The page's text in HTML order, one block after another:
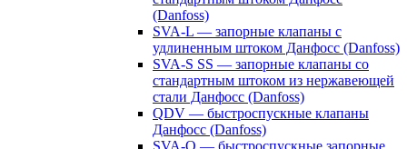
(Danfoss)
SVA-L — запорные клапаны с
удлиненным штоком Данфосс (Danfoss)
SVA-S SS — запорные клапаны со
стандартным штоком из нержавеющей
стали Данфосс (Danfoss)
QDV — быстроспускные клапаны
Данфосс (Danfoss)
SVA-Q — быстроспускные запорные